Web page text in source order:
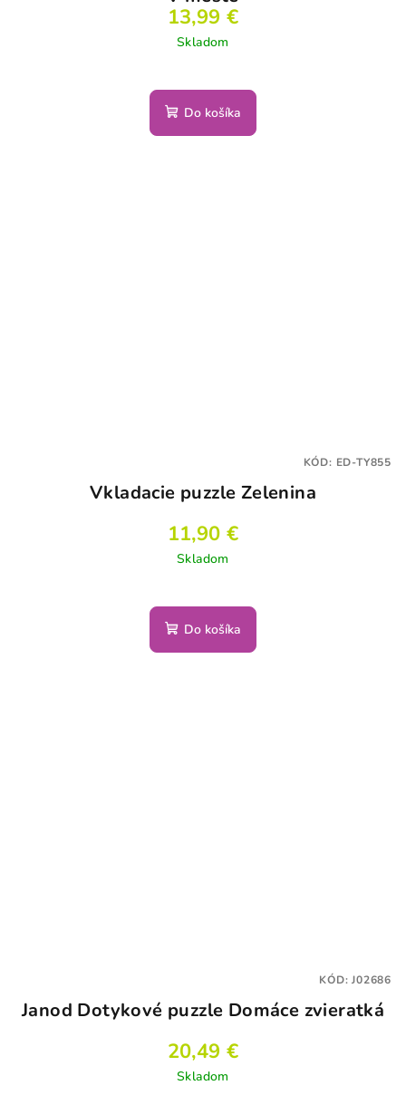
13,99 €
Skladom
Do košíka
Vkladacie puzzle Zelenina
11,90 €
Skladom
Do košíka
KÓD: ED-TY855
Janod Dotykové puzzle Domáce zvieratká
20,49 €
Skladom
KÓD:J02686